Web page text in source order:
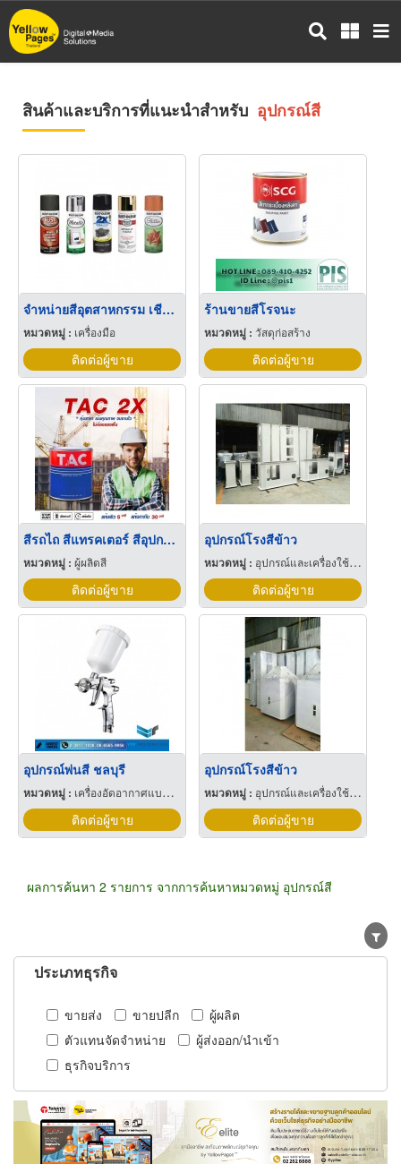
ข้าม
ไป
สินค้าและบริการที่แนะนำสำหรับ อุปกรณ์สี
จำหน่ายสีอุตสาหกรรม เชียงใหม่
หมวดหมู่ : เครื่องมือ
ติดต่อผู้ขาย
ร้านขายสีโรจนะ
หมวดหมู่ :วัสดุก่อสร้าง
ติดต่อผู้ขาย
สีรถไถ สีแทรคเตอร์ สีอุปกรณ์การเกษตร สีเครื่องจักรการเกษตร
หมวดหมู่ : ผู้ผลิตสี
ติดต่อผู้ขาย
อุปกรณ์โรงสีข้าว
หมวดหมู่ : อุปกรณ์และเครื่องใช้ สำหรับโรงสีข้าว
ติดต่อผู้ขาย
อุปกรณ์พ่นสี ชลบุรี
หมวดหมู่ : เครื่องอัดอากาศแบบแรงเหวี่ยง
ติดต่อผู้ขาย
อุปกรณ์โรงสีข้าว
หมวดหมู่ : อุปกรณ์และเครื่องใช้ สำหรับโรงสีข้าว
ติดต่อผู้ขาย
ผลการค้นหา 2 รายการ จากการค้นหาหมวดหมู่ อุปกรณ์สี
ประเภทธุรกิจ
ขายส่ง ขายปลีก
ผู้ผลิต
ตัวแทนจัดจำหน่าย
ผู้ส่งออก/นำเข้า
ธุรกิจบริการ